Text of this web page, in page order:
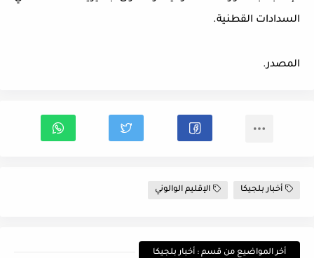
السدادات القطنية.
المصدر.
أخبار بلجيكا الإقليم الوالوني
أخر المواضيع من قسم : أخبار بلجيكا